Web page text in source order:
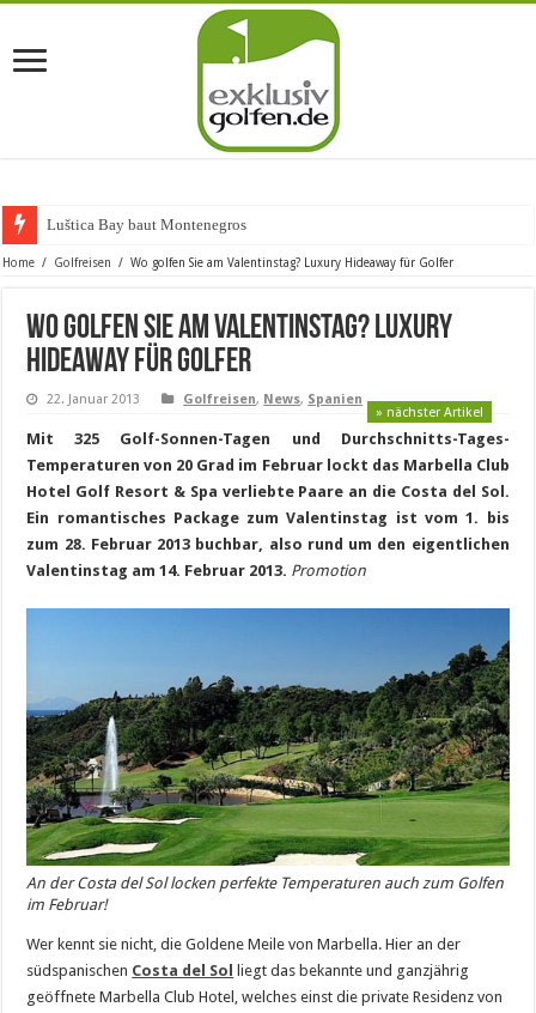
Luštica Bay baut Montenegros erste Go
Home / Golfreisen / Wo golfen Sie am Valentinstag? Luxury Hideaway für Golfer
Wo golfen Sie am Valentinstag? Luxury
Hideaway für Golfer
22. Januar 2013 Golfreisen, News, Spanien
» nächster Artikel
Mit 325 Golf-Sonnen-Tagen und Durchschnitts-Tages-
Temperaturen von 20 Grad im Februar lockt das Marbella Club
Hotel Golf Resort & Spa verliebte Paare an die Costa del Sol.
Ein romantisches Package zum Valentinstag ist vom 1. bis
zum 28. Februar 2013 buchbar, also rund um den eigentlichen
Valentinstag am 14. Februar 2013. Promotion
An der Costa del Sol locken perfekte Temperaturen auch zum Golfen
im Februar!
Wer kennt sie nicht, die Goldene Meile von Marbella. Hier an der
südspanischen Costa del Sol
liegt das bekannte und ganzjährig
geöffnete Marbella Club Hotel, welches einst die private Residenz von